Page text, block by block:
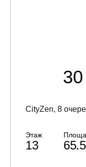
CityZen, 8
Этаж
13